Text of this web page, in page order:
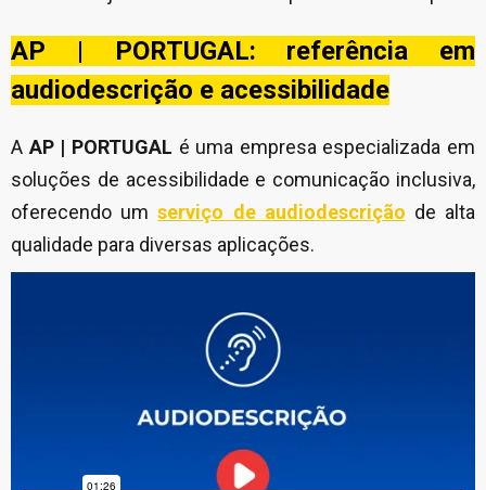
AP | PORTUGAL: referência em
audiodescrição e acessibilidade
A AP | PORTUGAL é uma empresa especializada em
soluções de acessibilidade e comunicação inclusiva,
oferecendo umserviço de audiodescrição de alta
qualidade para diversas aplicações.